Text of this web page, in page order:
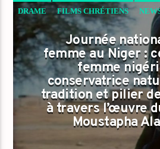
DRAME FILMS CHRÉTIENS
Journée
femme au Niger :
femme
conservatrice
tradition et pilier
à travers l’œuvre
Moustapha